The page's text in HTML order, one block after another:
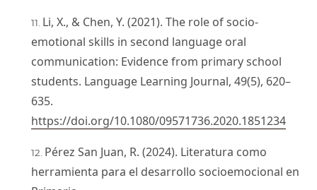
Li, X., & Chen, Y. (2021). The role of socio-
emotional skills in second language oral
communication: Evidence from primary school
students. Language Learning Journal, 49(5), 620–
635.
https://doi.org/10.1080/09571736.2020.1851234
Pérez San Juan, R. (2024). Literatura como
herramienta para el desarrollo socioemocional en